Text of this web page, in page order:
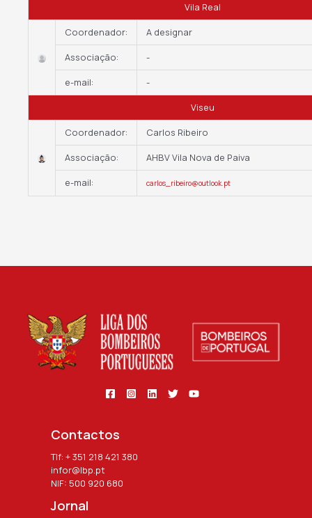
Vila Real
Coordenador:
A designar
Associação:
-
e-mail:
-
Viseu
Coordenador:
Carlos Ribeiro
Associação:
AHBV Vila Nova de Paiva
e-mail:
carlos_ribeiro@outlook.pt
Contactos
Tlf: + 351 218 421 380
infor@lbp.pt
NIF: 500 920 680
Jornal